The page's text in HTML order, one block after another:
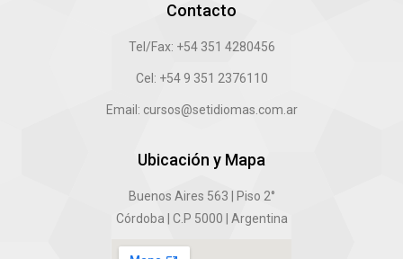
Contacto
Tel/Fax: +54 351 4280456
Cel: +54 9 351 2376110
Email: cursos@setidiomas.com.ar
Ubicación y Mapa
Buenos Aires 563 | Piso 2°
Córdoba | C.P 5000 | Argentina